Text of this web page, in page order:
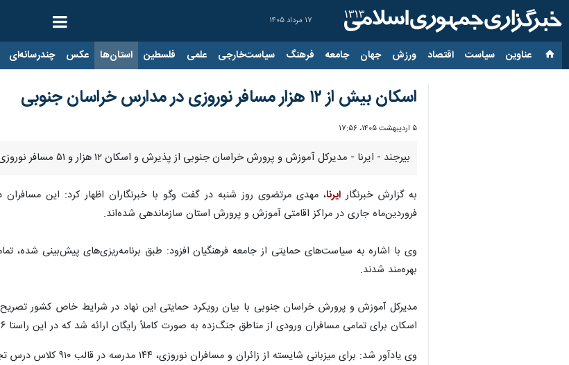
۱۷ مرداد ۱۴۰۵
عناوین‌ سیاست اقتصاد ورزش جهان جامعه فرهنگ سیاست‌خارجی علمی فلسطین استان‌ها عکس چندرسانه‌ای
اسکان بیش از ۱۲ هزار مسافر نوروزی در مدارس خراسان‌ جنوبی
۵ اردیبهشت ۱۴۰۵، ۱۷:۵۶
بیرجند - ایرنا - مدیرکل آموزش و پرورش خراسان جنوبی از پذیرش و اسکان ۱۲ هزار و ۵۱ مسافر نوروزی در مراکز اقامتی و ستادهای اسکان این اداره‌کل طی ایام نوروز امسال خبر داد.
به گزارش خبرنگارایرنا
فروردین‌ماه جاری در مراکز اقامتی آموزش و پرورش استان سازماندهی شده‌اند.
بهره‌مند شدند.
اسکان برای تمامی مسافران ورودی از مناطق جنگ‌زده به صورت کاملاً رایگان ارائه شد که در این راستا ۸۸۶ خانوار از این تسهیلات ویژه استفاده کردند.
وی یادآور شد: برای میزبانی شایسته از زائران و مسافران نوروزی، ۱۴۴ مدرسه در قالب ۹۱۰ کلاس درس تجهیز شده بود.